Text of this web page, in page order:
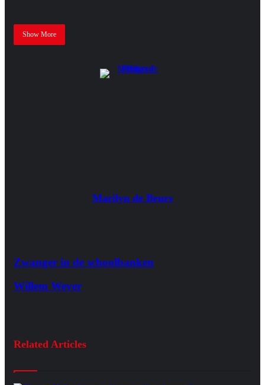
Show More
Marilyn de Beurs
Zwanger in de schoolbanken
Willem Wever
Related Articles